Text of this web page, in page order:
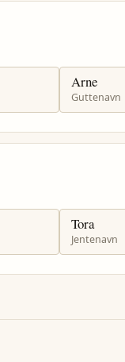
Arne
Guttenavn
Tora
Jentenavn